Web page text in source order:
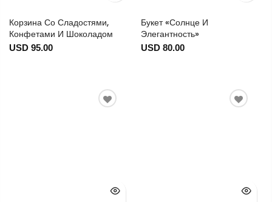
Корзина Со Сладостями,
Конфетами И Шоколадом
USD 95.00
Букет «Солнце И
Элегантность»
USD 80.00